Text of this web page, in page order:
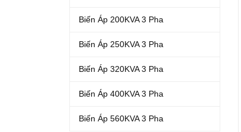
Biến Áp 200KVA 3 Pha
Biến Áp 250KVA 3 Pha
Biến Áp 320KVA 3 Pha
Biến Áp 400KVA 3 Pha
Biến Áp 560KVA 3 Pha